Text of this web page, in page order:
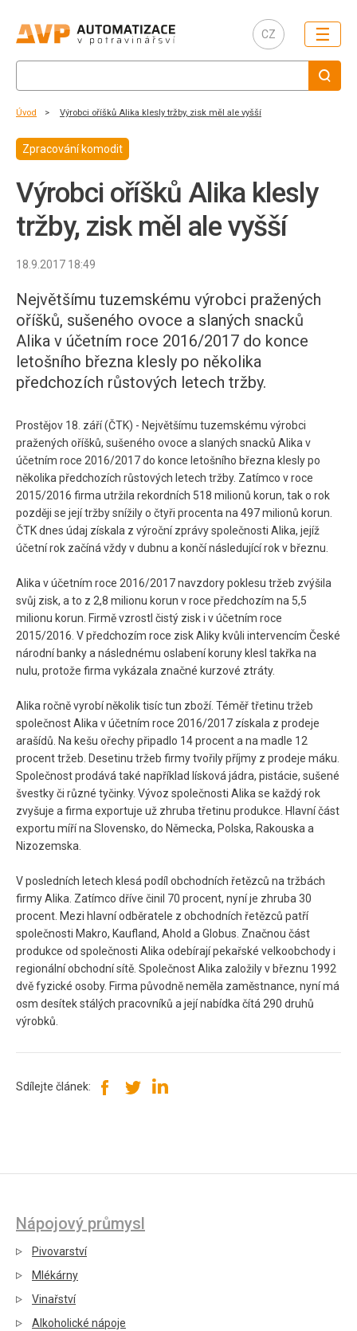
CZ ☰
Úvod Výrobci oříšků Alika klesly tržby, zisk měl ale vyšší
Zpracování komodit
Výrobci oříšků Alika klesly
tržby, zisk měl ale vyšší
18.9.2017 18:49
Největšímu tuzemskému výrobci pražených
oříšků, sušeného ovoce a slaných snacků
Alika v účetním roce 2016/2017 do konce
letošního března klesly po několika
předchozích růstových letech tržby.
Prostějov 18. září (ČTK) - Největšímu tuzemskému výrobci
pražených oříšků, sušeného ovoce a slaných snacků Alika v
účetním roce 2016/2017 do konce letošního března klesly po
několika předchozích růstových letech tržby. Zatímco v roce
2015/2016 firma utržila rekordních 518 milionů korun, tak o rok
později se její tržby snížily o čtyři procenta na 497 milionů korun.
ČTK dnes údaj získala z výroční zprávy společnosti Alika, jejíž
účetní rok začíná vždy v dubnu a končí následující rok v březnu.
Alika v účetním roce 2016/2017 navzdory poklesu tržeb zvýšila
svůj zisk, a to z 2,8 milionu korun v roce předchozím na 5,5
milionu korun. Firmě vzrostl čistý zisk i v účetním roce
2015/2016. V předchozím roce zisk Aliky kvůli intervencím České
národní banky a následnému oslabení koruny klesl takřka na
nulu, protože firma vykázala značné kurzové ztráty.
Alika ročně vyrobí několik tisíc tun zboží. Téměř třetinu tržeb
společnost Alika v účetním roce 2016/2017 získala z prodeje
arašídů. Na kešu ořechy připadlo 14 procent a na madle 12
procent tržeb. Desetinu tržeb firmy tvořily příjmy z prodeje máku.
Společnost prodává také například lísková jádra, pistácie, sušené
švestky či různé tyčinky. Vývoz společnosti Alika se každý rok
zvyšuje a firma exportuje už zhruba třetinu produkce. Hlavní část
exportu míří na Slovensko, do Německa, Polska, Rakouska a
Nizozemska.
V posledních letech klesá podíl obchodních řetězců na tržbách
firmy Alika. Zatímco dříve činil 70 procent, nyní je zhruba 30
procent. Mezi hlavní odběratele z obchodních řetězců patří
společnosti Makro, Kaufland, Ahold a Globus. Značnou část
produkce od společnosti Alika odebírají pekařské velkoobchody i
regionální obchodní sítě. Společnost Alika založily v březnu 1992
dvě fyzické osoby. Firma původně neměla zaměstnance, nyní má
osm desítek stálých pracovníků a její nabídka čítá 290 druhů
výrobků.
Sdílejte článek:
Nápojový průmysl
Pivovarství
Mlékárny
Vinařství
Alkoholické nápoje